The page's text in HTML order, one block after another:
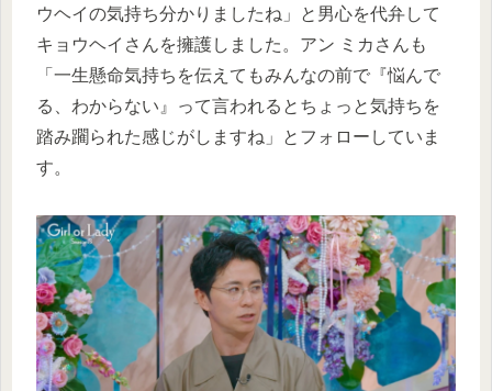
ウヘイの気持ち分かりましたね」と男心を代弁して
キョウヘイさんを擁護しました。アン ミカさんも
「一生懸命気持ちを伝えてもみんなの前で『悩んで
る、わからない』って言われるとちょっと気持ちを
踏み躙られた感じがしますね」とフォローしていま
す。